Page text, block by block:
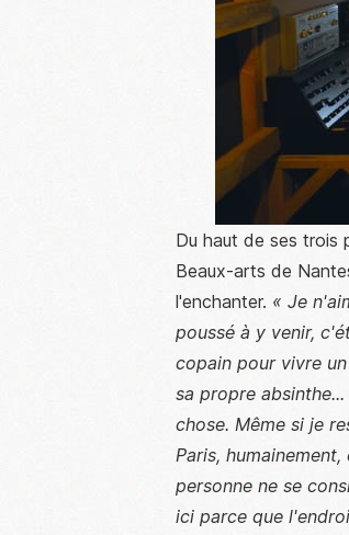
Du haut de ses trois
Beaux-arts de
l'enchanter. « Je
poussé à y venir,
copain pour vivre
sa propre
chose. Même si je
Paris,
personne ne se
ici parce que